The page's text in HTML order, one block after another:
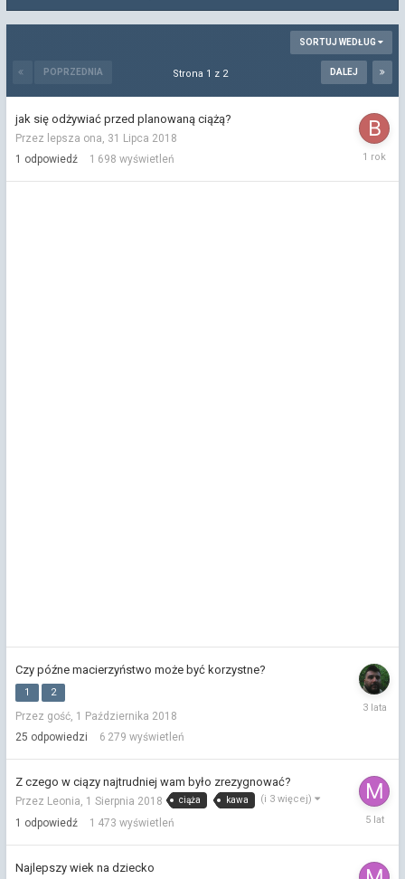
SORTUJ WEDŁUG
POPRZEDNIA DALEJ
Strona 1 z 2
jak się odżywiać przed planowaną ciążą?
Przez lepsza ona, 31 Lipca 2018
1 odpowiedź 1 698 wyświetleń
7
2025
Czy późne macierzyństwo może być korzystne?
1 2
Przez gość, 1 Października 2018
25 odpowiedzi 6 279 wyświetleń
30
Z czego w ciązy najtrudniej wam było zrezygnować?
Przez Leonia, 1 Sierpnia 2018 ciąża kawa (i 3 więcej)
1 odpowiedź 1 473 wyświetleń
26
2021
Najlepszy wiek na dziecko